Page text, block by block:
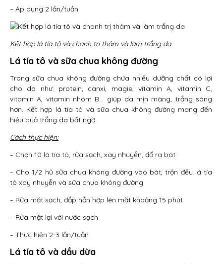
– Áp dụng 2 lần/tuần
Kết hợp lá tía tô và chanh trị thâm và làm trắng da
Lá tía tô và sữa chua không đường
Trong sữa chua không đường chứa nhiều dưỡng chất có lợi
cho da như: protein, canxi, magie, vitamin A, vitamin C,
vitamin A, vitamin nhóm B… giúp da mịn màng, trắng sáng
hơn. Kết hợp lá tía tô và sữa chua không đường mang đến
hiệu quả trắng da bất ngờ.
Cách thực hiện:
– Chọn 10 lá tía tô, rửa sạch, xay nhuyễn, đổ ra bát
– Cho 1/2 hũ sữa chua không đường vào bát, trộn đều lá tía
tô xay nhuyễn và sữa chua không đường
– Rửa mặt sạch, đắp hỗn hợp lên mặt khoảng 15 phút
– Rửa mặt lại với nước sạch
– Thực hiện 2-3 lần/tuần
Lá tía tô và dầu dừa